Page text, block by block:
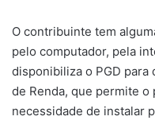
O contribuinte tem
pelo computador, pela
disponibiliza o PGD para
de Renda, que permite
necessidade de instalar